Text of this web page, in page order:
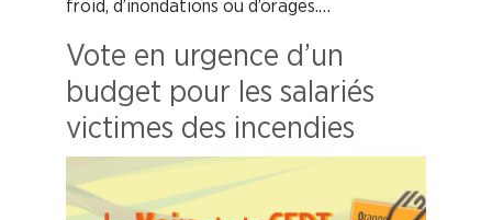
froid, d’inondations ou d’orages.…
Vote en urgence d’un
budget pour les salariés
victimes des incendies